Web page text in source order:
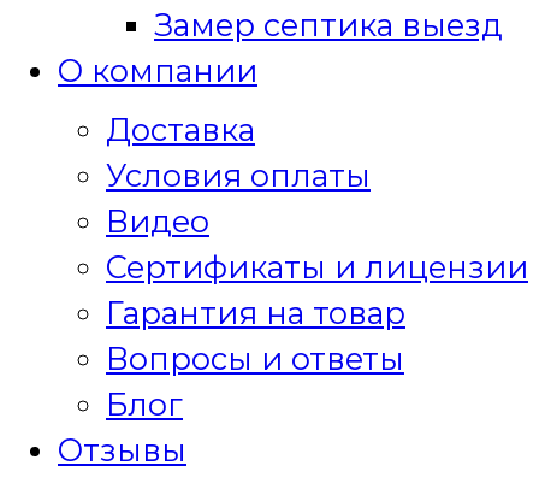
Замер септика выезд
О компании
Доставка
Условия оплаты
Видео
Сертификаты и лицензии
Гарантия на товар
Вопросы и ответы
Блог
Отзывы